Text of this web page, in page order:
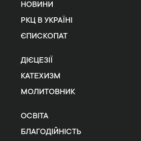
НОВИНИ
РКЦ В УКРАЇНІ
ЄПИСКОПАТ
ДІЄЦЕЗІЇ
КАТЕХИЗМ
МОЛИТОВНИК
ОСВІТА
БЛАГОДІЙНІСТЬ